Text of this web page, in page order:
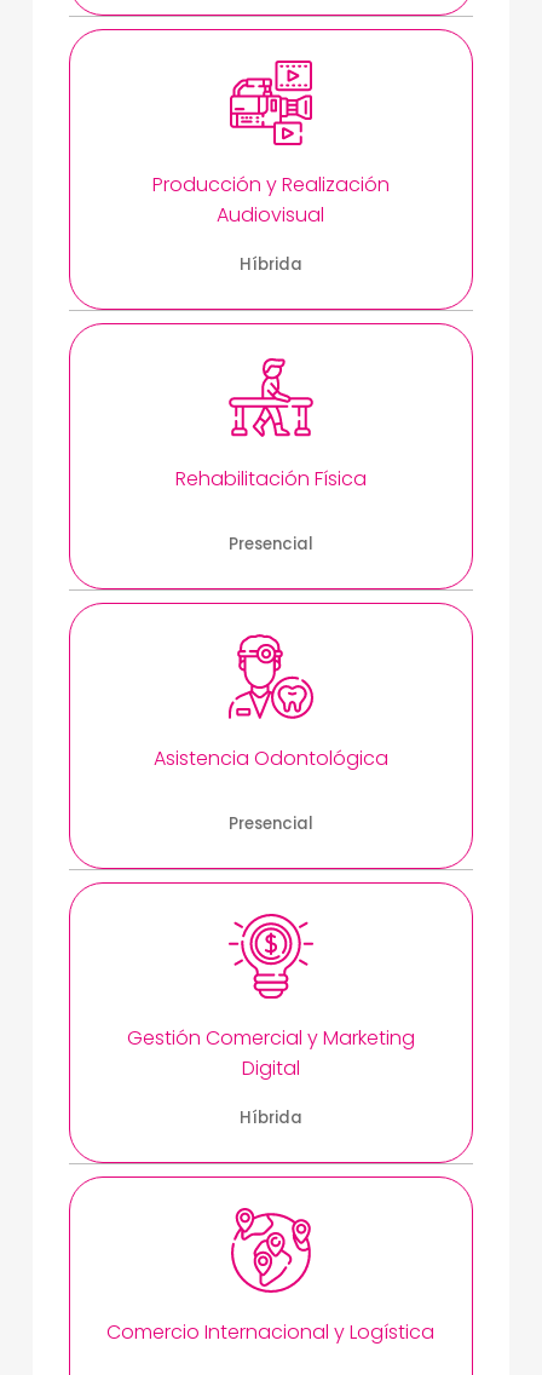
Producción y Realización
Audiovisual
Híbrida
Rehabilitación Física
Presencial
Asistencia Odontológica
Presencial
Gestión Comercial y Marketing
Digital
Híbrida
Comercio Internacional y Logística